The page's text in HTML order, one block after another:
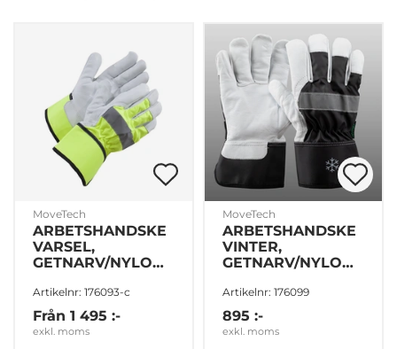
MoveTech
ARBETSHANDSKE
VARSEL,
GETNARV/NYLON,
Artikelnr: 176093-c
Från 1 495 :-
exkl. moms
MoveTech
ARBETSHANDSKE
VINTER,
GETNARV/NYLON
Artikelnr: 176099
895 :-
exkl. moms